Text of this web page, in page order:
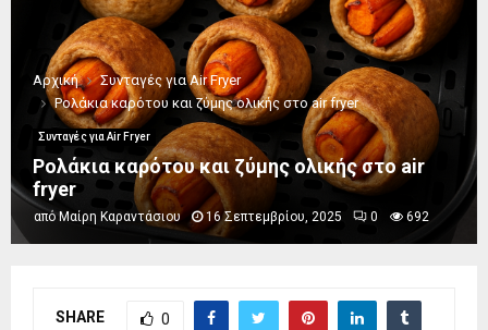
Αρχική
Συνταγές για Air Fryer
Ρολάκια καρότου και ζύμης ολικής στο air fryer
Συνταγές για Air Fryer
Ρολάκια καρότου και ζύμης ολικής στο air
fryer
από Μαίρη Καραντάσιου 16 Σεπτεμβρίου, 2025 0 692
SHARE 0